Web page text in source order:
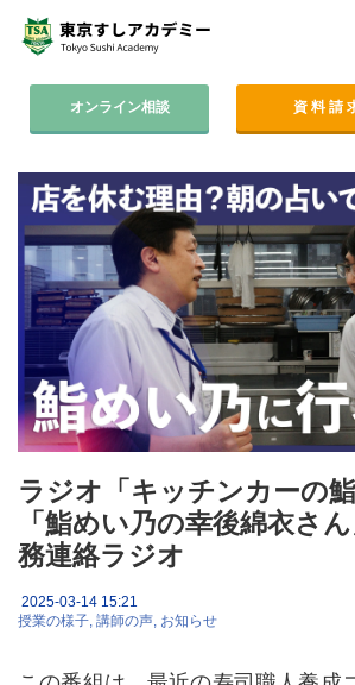
オンライン相談 資 料 請
コース案内
集中コース│2ヶ月
平日コース│木金
週末コース│週1回・1年
寿司職人養成コース│6
学費
卒業後のサポート
ラジオ「キッチンカーの
「鮨めい乃の幸後綿衣さ
務連絡ラジオ
2025-03-14 15:21
授業の様子 講師の声 お知らせ